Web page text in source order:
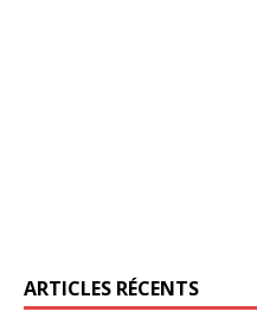
ARTICLES RÉCENTS